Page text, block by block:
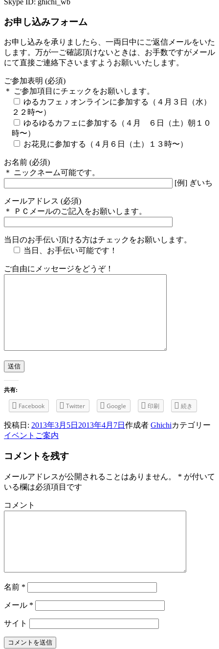
Skype ID: ghichi_wb
お申し込みフォーム
お申し込みを承りましたら、一両日中にご返信メールをいた
します。万が一ご確認頂けないときは、お手数ですがメール
にて直接ご連絡下さいますようお願いいたします。
ご参加表明 (必須)
＊ ご参加項目にチェックをお願いします。
ゆるカフェ ♪ オンラインに参加する（４月３日（水）
２２時〜）
ゆるゆるカフェに参加する（４月 ６日（土）朝１０
時〜）
お花見に参加する（４月６日（土）１３時〜）
お名前 (必須)
＊ ニックネーム可能です。
[例] ぎいち
メールアドレス (必須)
＊ ＰＣメールのご記入をお願いします。
当日のお手伝い頂ける方はチェックをお願いします。
当日、お手伝い可能です！
ご自由にメッセージをどうぞ！
共有:
Facebook Twitter Google 印刷 続き
投稿日: 2013年3月5日 2013年4月7日 作成者 Ghichiカテゴリー
イベントご案内
コメントを残す
メールアドレスが公開されることはありません。 * が付いて
いる欄は必須項目です
コメント
名前 *
メール *
サイト